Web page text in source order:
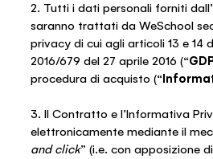
2. Tutti i dati personali forniti
saranno trattati da WeSchool
privacy di cui agli articoli 13 e 14
2016/679 del 27 aprile 2016 (“
procedura di acquisto (“
3. Il Contratto e l’Informativa
elettronicamente mediante il
and click” (i.e. con apposizione